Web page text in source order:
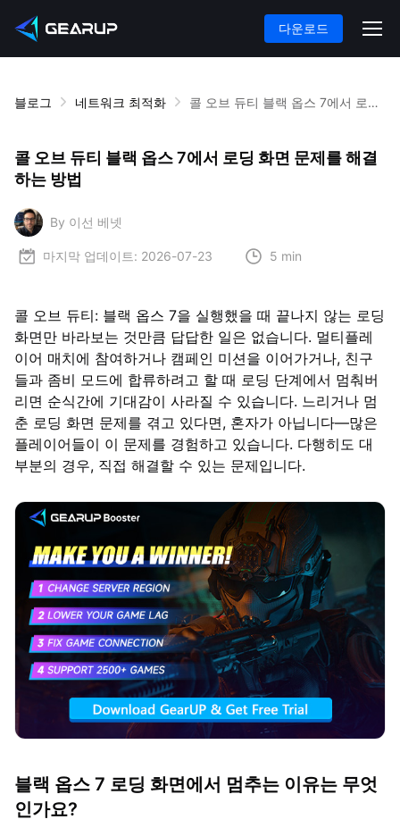
다운로드
블로그 네트워크 최적화 콜 오브 듀티 블랙 옵스 7에서 로딩 화면 문제를 해결하는 방법
콜 오브 듀티 블랙 옵스 7에서 로딩 화면 문제를 해결
하는 방법
By 이선 베넷
마지막 업데이트: 2026-07-23 5 min
콜 오브 듀티: 블랙 옵스 7을 실행했을 때 끝나지 않는 로딩
화면만 바라보는 것만큼 답답한 일은 없습니다. 멀티플레
이어 매치에 참여하거나 캠페인 미션을 이어가거나, 친구
들과 좀비 모드에 합류하려고 할 때 로딩 단계에서 멈춰버
리면 순식간에 기대감이 사라질 수 있습니다. 느리거나 멈
춘 로딩 화면 문제를 겪고 있다면, 혼자가 아닙니다—많은
플레이어들이 이 문제를 경험하고 있습니다. 다행히도 대
부분의 경우, 직접 해결할 수 있는 문제입니다.
블랙 옵스 7 로딩 화면에서 멈추는 이유는 무엇
인가요?